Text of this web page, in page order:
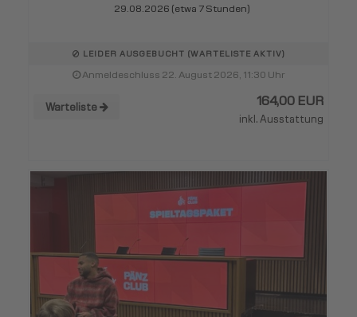
29.08.2026 (etwa 7 Stunden)
LEIDER AUSGEBUCHT (WARTELISTE AKTIV)
Anmeldeschluss 22. August 2026, 11:30 Uhr
Warteliste 164,00 EUR
inkl. Ausstattung